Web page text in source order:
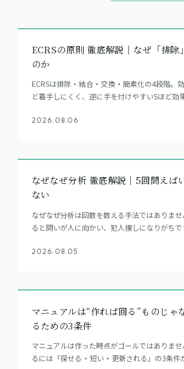
ECRSの原則 徹底解説｜なぜ「排除
のか
ECRSは排除・結合・交換・簡素化の4段階。
ど着手しにくく、逆に手を付けやすいSほど効
2026.08.06
なぜなぜ分析 徹底解説｜5回問えば
ない
なぜなぜ分析は回数を数える手法ではありま
ると問いが人に向かい、犯人捜しになりがちで
が打てる層で止める考え方をまとめました。
2026.08.05
マニュアルは“作れば回る”ものじゃ
るための3条件
マニュアルは作った時点がゴールではありま
るには「探せる・短い・更新される」の3条件